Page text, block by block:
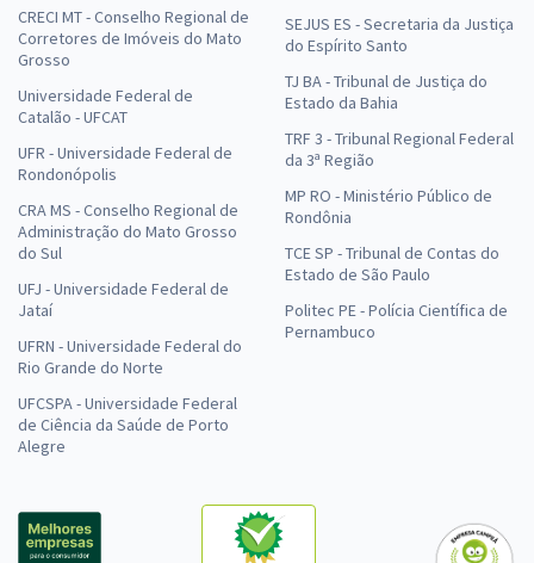
CRECI MT - Conselho Regional de
Corretores de Imóveis do Mato
Grosso
Universidade Federal de
Catalão - UFCAT
UFR - Universidade Federal de
Rondonópolis
CRA MS - Conselho Regional de
Administração do Mato Grosso
do Sul
UFJ - Universidade Federal de
Jataí
UFRN - Universidade Federal do
Rio Grande do Norte
UFCSPA - Universidade Federal
de Ciência da Saúde de Porto
Alegre
SEJUS ES - Secretaria da Justiça
do Espírito Santo
TJ BA - Tribunal de Justiça do
Estado da Bahia
TRF 3 - Tribunal Regional Federal
da 3ª Região
MP RO - Ministério Público de
Rondônia
TCE SP - Tribunal de Contas do
Estado de São Paulo
Politec PE - Polícia Científica de
Pernambuco